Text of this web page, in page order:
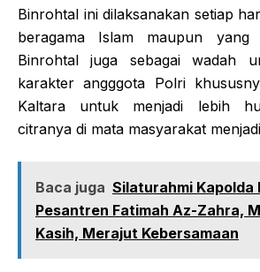
Binrohtal ini dilaksanakan setiap
beragama Islam maupun yang
Binrohtal juga sebagai wadah
karakter angggota Polri
Kaltara untuk menjadi lebih
citranya di mata masyarakat
Baca juga Silaturahmi Kapolda
Pesantren Fatimah Az-Zahra,
Kasih, Merajut Kebersamaan